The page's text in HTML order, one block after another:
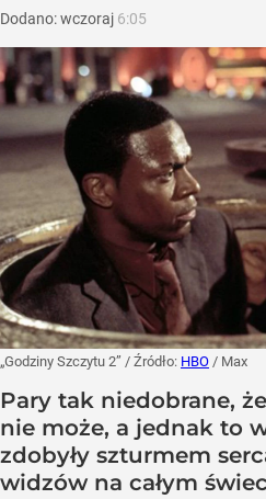
Dodano:wczoraj 6:05
„Godziny Szczytu 2” / Źródło: HBO / Max
Pary tak niedobrane,
nie może, a jednak to
zdobyły szturmem
widzów na całym